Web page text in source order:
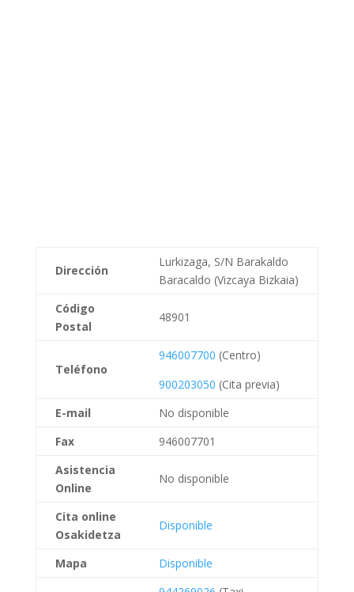
Dirección
Lurkizaga, S/N Barakaldo
Baracaldo (Vizcaya Bizkaia)
Código
Postal
48901
Teléfono
946007700 (Centro)
900203050 (Cita previa)
E-mail
No disponible
Fax
946007701
Asistencia
Online
No disponible
Cita online
Osakidetza
Disponible
Mapa Disponible